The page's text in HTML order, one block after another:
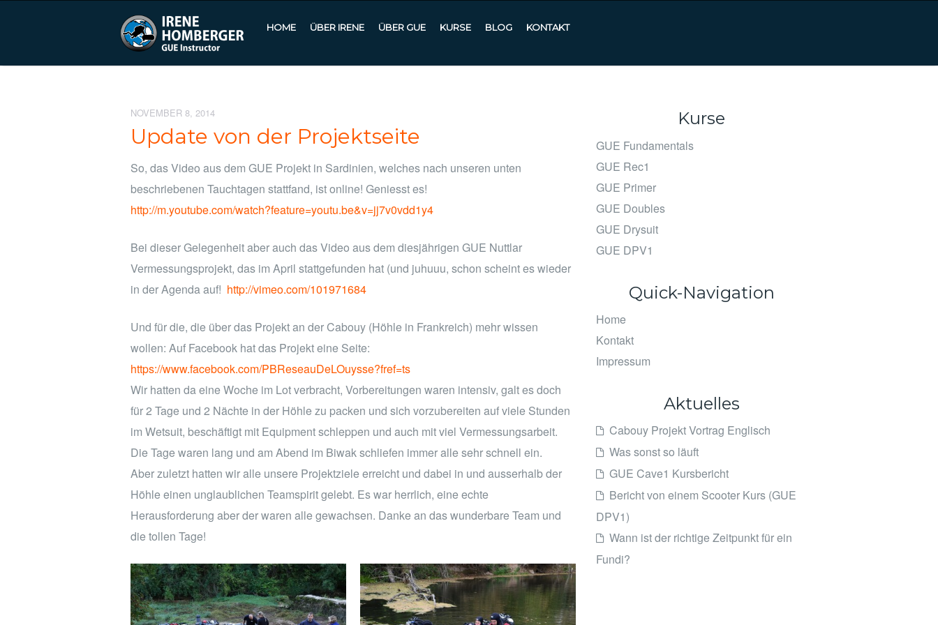
HOME ÜBER IRENE ÜBER GUE KURSE BLOG KONTAKT
NOVEMBER 8, 2014
Update von der Projektseite
So, das Video aus dem GUE Projekt in Sardinien, welches nach unseren unten
beschriebenen Tauchtagen stattfand, ist online! Geniesst es!
http://m.youtube.com/watch?feature=youtu.be&v=jj7v0vdd1y4
Bei dieser Gelegenheit aber auch das Video aus dem diesjährigen GUE Nuttlar
Vermessungsprojekt, das im April stattgefunden hat (und juhuuu, schon scheint es wieder
in der Agenda auf! http://vimeo.com/101971684
Und für die, die über das Projekt an der Cabouy (Höhle in Frankreich) mehr wissen
wollen: Auf Facebook hat das Projekt eine Seite:
https://www.facebook.com/PBReseauDeLOuysse?fref=ts
Wir hatten da eine Woche im Lot verbracht, Vorbereitungen waren intensiv, galt es doch
für 2 Tage und 2 Nächte in der Höhle zu packen und sich vorzubereiten auf viele Stunden
im Wetsuit, beschäftigt mit Equipment schleppen und auch mit viel Vermessungsarbeit.
Die Tage waren lang und am Abend im Biwak schliefen immer alle sehr schnell ein.
Aber zuletzt hatten wir alle unsere Projektziele erreicht und dabei in und ausserhalb der
Höhle einen unglaublichen Teamspirit gelebt. Es war herrlich, eine echte
Herausforderung aber der waren alle gewachsen. Danke an das wunderbare Team und
die tollen Tage!
Kurse
GUE Fundamentals
GUE Rec1
GUE Primer
GUE Doubles
GUE Drysuit
GUE DPV1
Quick-Navigation
Home
Kontakt
Impressum
Aktuelles
Cabouy Projekt Vortrag Englisch
Was sonst so läuft
GUE Cave1 Kursbericht
Bericht von einem Scooter Kurs (GUE
DPV1)
Wann ist der richtige Zeitpunkt für ein
Fundi?